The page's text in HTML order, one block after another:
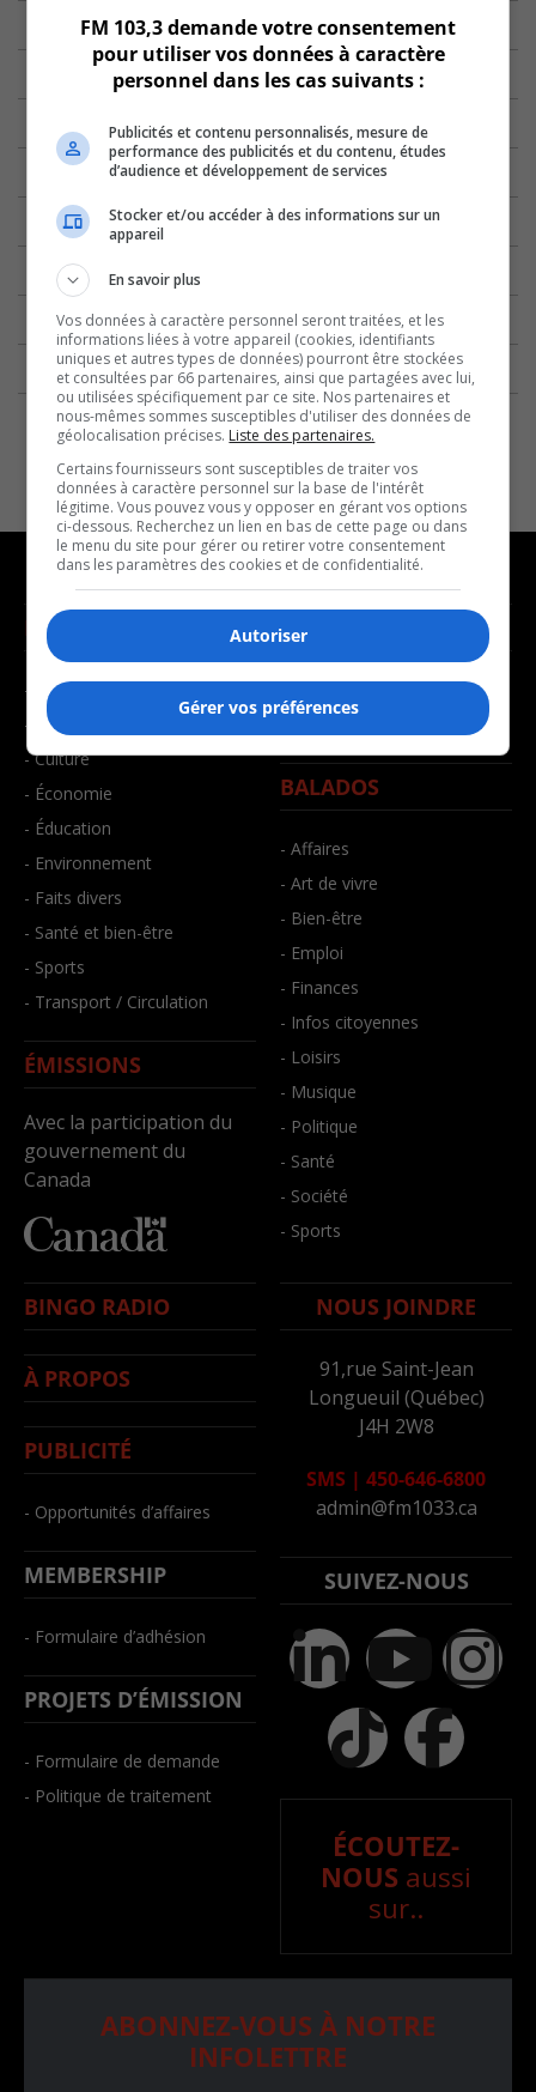
NOUVELLES
- Affaires municipales
- Communauté / Social
- Culture
- Économie
- Éducation
- Environnement
- Faits divers
- Santé et bien-être
- Sports
- Transport / Circulation
ÉMISSIONS
Avec la participation du
gouvernement du
Canada
MUSIQUE
BALADOS
- Affaires
- Art de vivre
- Bien-être
- Emploi
- Finances
- Infos citoyennes
- Loisirs
- Musique
- Politique
- Santé
- Société
- Sports
BINGO RADIO
À PROPOS
PUBLICITÉ
- Opportunités d’affaires
MEMBERSHIP
- Formulaire d’adhésion
PROJETS D’ÉMISSION
- Formulaire de demande
- Politique de traitement
NOUS JOINDRE
91,rue Saint-Jean
Longueuil (Québec)
J4H 2W8
SMS | 450-646-6800
admin@fm1033.ca
SUIVEZ-NOUS
ÉCOUTEZ-
NOUS aussi
sur..
ABONNEZ-VOUS À NOTRE
INFOLETTRE
FM 103,3 demande votre consentement
pour utiliser vos données à caractère
personnel dans les cas suivants :
Publicités et contenu personnalisés, mesure de
performance des publicités et du contenu, études
d’audience et développement de services
Stocker et/ou accéder à des informations sur un
appareil
En savoir plus
Vos données à caractère personnel seront traitées, et les
informations liées à votre appareil (cookies, identifiants
uniques et autres types de données) pourront être stockées
et consultées par 66 partenaires, ainsi que partagées avec lui,
ou utilisées spécifiquement par ce site. Nos partenaires et
nous-mêmes sommes susceptibles d'utiliser des données de
géolocalisation précises. Liste des partenaires.
Certains fournisseurs sont susceptibles de traiter vos
données à caractère personnel sur la base de l'intérêt
légitime. Vous pouvez vous y opposer en gérant vos options
ci-dessous. Recherchez un lien en bas de cette page ou dans
le menu du site pour gérer ou retirer votre consentement
dans les paramètres des cookies et de confidentialité.
Autoriser
Gérer vos préférences